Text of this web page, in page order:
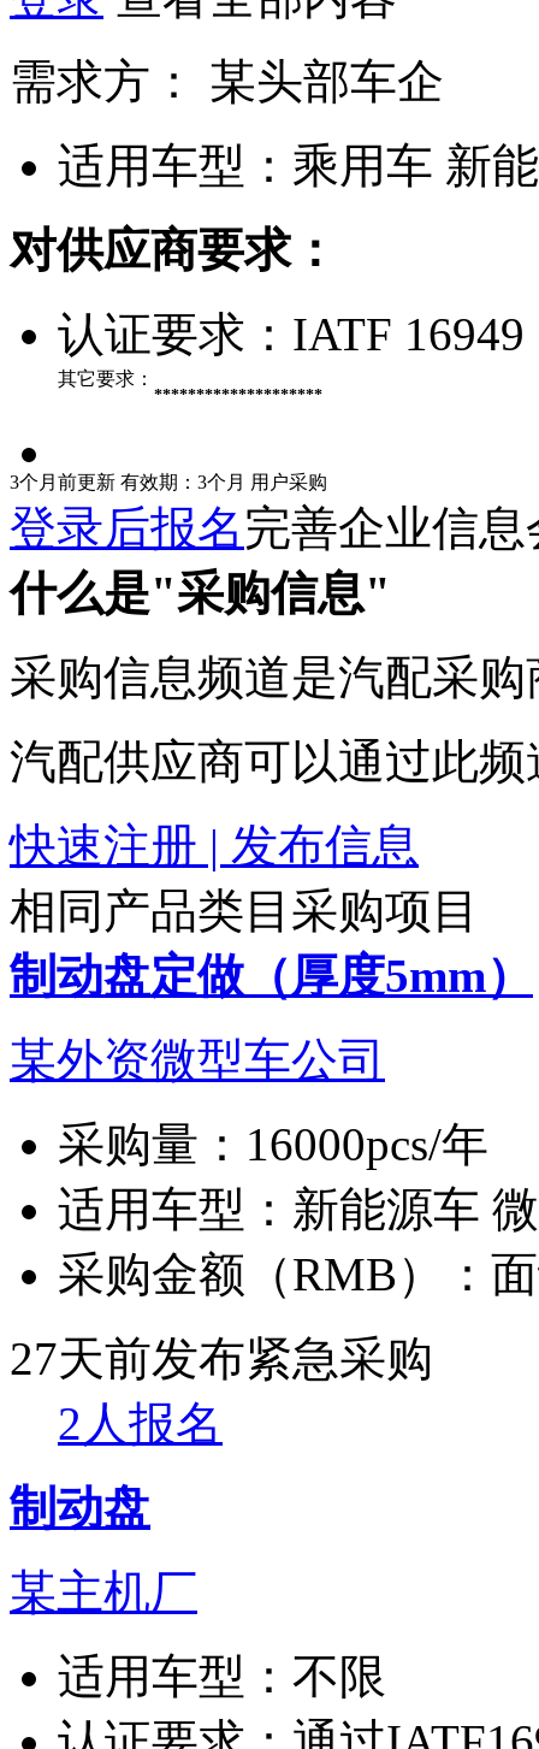
需求方：
某头部车企
适用车型： 乘用车 新
对供应商要求：
认证要求： IATF 16949
其它要求：
********************
3个月前更新 有效期：3个月 用户采购
登录后报名完善企业信
什么是"采购信息"
采购信息频道是汽配采
汽配供应商可以通过此
快速注册 | 发布信息
相同产品类目采购项目
制动盘定做（厚度5mm）
某外资微型车公司
采购量： 16000pcs/年
适用车型： 新能源车
采购金额（RMB）：
27天前发布紧急采购
2人报名
制动盘
某主机厂
适用车型： 不限